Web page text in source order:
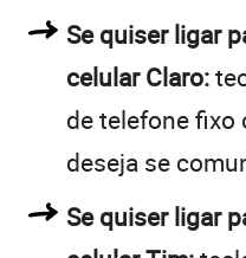
Se quiser ligar
celular Claro:
de telefone fixo
deseja se
Se quiser ligar